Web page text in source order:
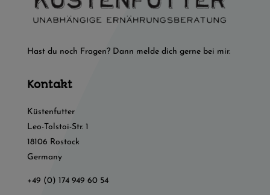
Hast du noch Fragen? Dann melde dich gerne bei mir.
Kontakt
Küstenfutter
Leo-Tolstoi-Str. 1
18106 Rostock
Germany
+49 (0) 174 949 60 54